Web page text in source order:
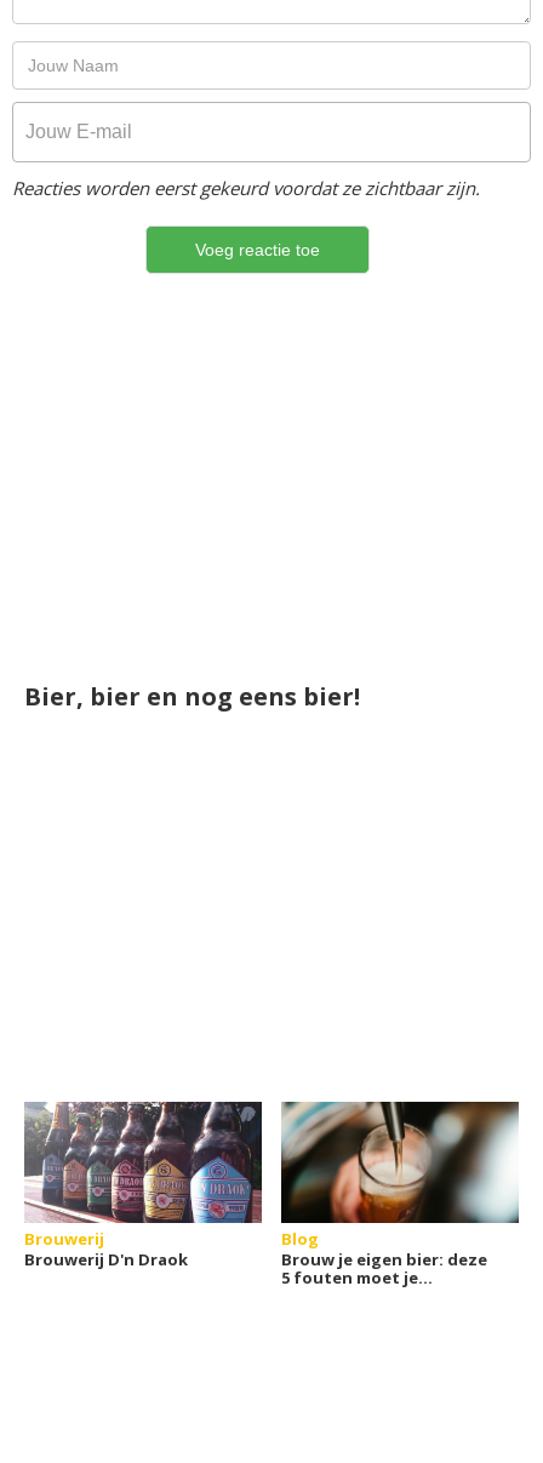
Reacties worden eerst gekeurd voordat ze zichtbaar zijn.
Bier, bier en nog eens bier!
Brouwerij
Brouwerij D'n Draok
Blog
Brouw je eigen bier: deze
5 fouten moet je